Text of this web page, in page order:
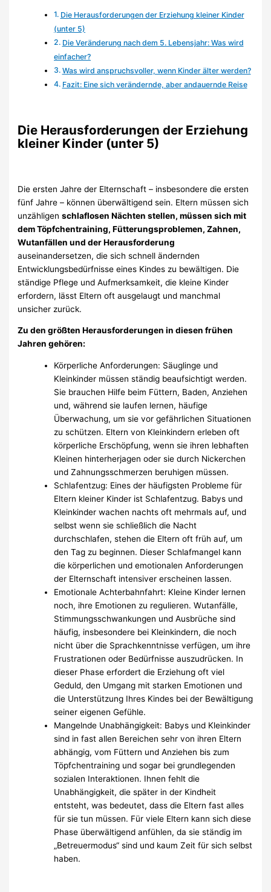
Die Herausforderungen der Erziehung kleiner Kinder
(unter 5)
Die Veränderung nach dem 5. Lebensjahr: Was wird
einfacher?
Was wird anspruchsvoller, wenn Kinder älter werden?
Fazit: Eine sich verändernde, aber andauernde Reise
Die Herausforderungen der Erziehung
kleiner Kinder (unter 5)
Die ersten Jahre der Elternschaft – insbesondere die ersten
fünf Jahre – können überwältigend sein. Eltern müssen sich
unzähligenschlaflosen Nächten stellen, müssen sich mit
dem Töpfchentraining, Fütterungsproblemen, Zahnen,
Wutanfällen und der Herausforderung
auseinandersetzen, die sich schnell ändernden
Entwicklungsbedürfnisse eines Kindes zu bewältigen. Die
ständige Pflege und Aufmerksamkeit, die kleine Kinder
erfordern, lässt Eltern oft ausgelaugt und manchmal
unsicher zurück.
Zu den größten Herausforderungen in diesen frühen
Jahren gehören:
Körperliche Anforderungen: Säuglinge und
Kleinkinder müssen ständig beaufsichtigt werden.
Sie brauchen Hilfe beim Füttern, Baden, Anziehen
und, während sie laufen lernen, häufige
Überwachung, um sie vor gefährlichen Situationen
zu schützen. Eltern von Kleinkindern erleben oft
körperliche Erschöpfung, wenn sie ihren lebhaften
Kleinen hinterherjagen oder sie durch Nickerchen
und Zahnungsschmerzen beruhigen müssen.
Schlafentzug: Eines der häufigsten Probleme für
Eltern kleiner Kinder ist Schlafentzug. Babys und
Kleinkinder wachen nachts oft mehrmals auf, und
selbst wenn sie schließlich die Nacht
durchschlafen, stehen die Eltern oft früh auf, um
den Tag zu beginnen. Dieser Schlafmangel kann
die körperlichen und emotionalen Anforderungen
der Elternschaft intensiver erscheinen lassen.
Emotionale Achterbahnfahrt: Kleine Kinder lernen
noch, ihre Emotionen zu regulieren. Wutanfälle,
Stimmungsschwankungen und Ausbrüche sind
häufig, insbesondere bei Kleinkindern, die noch
nicht über die Sprachkenntnisse verfügen, um ihre
Frustrationen oder Bedürfnisse auszudrücken. In
dieser Phase erfordert die Erziehung oft viel
Geduld, den Umgang mit starken Emotionen und
die Unterstützung Ihres Kindes bei der Bewältigung
seiner eigenen Gefühle.
Mangelnde Unabhängigkeit: Babys und Kleinkinder
sind in fast allen Bereichen sehr von ihren Eltern
abhängig, vom Füttern und Anziehen bis zum
Töpfchentraining und sogar bei grundlegenden
sozialen Interaktionen. Ihnen fehlt die
Unabhängigkeit, die später in der Kindheit
entsteht, was bedeutet, dass die Eltern fast alles
für sie tun müssen. Für viele Eltern kann sich diese
Phase überwältigend anfühlen, da sie ständig im
„Betreuermodus“ sind und kaum Zeit für sich selbst
haben.